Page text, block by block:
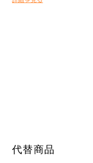
※LEDの
1台ずつの個別設定やグル
代替商品